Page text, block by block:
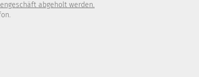
abgeholt werden.